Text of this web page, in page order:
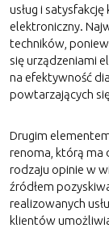
usług i
elektroniczny.
techników,
się urządzeniami
na efektywność
powtarzających
Drugim
renoma, którą ma
rodzaju opinie w
źródłem
realizowanych
klientów